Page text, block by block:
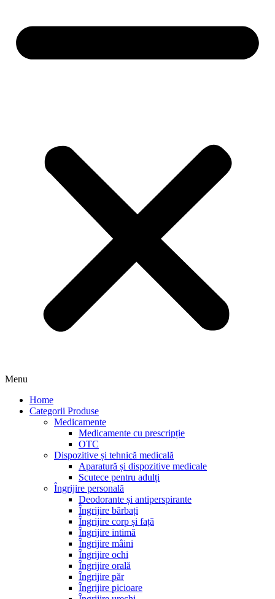
Menu
Home
Categorii Produse
Medicamente
Medicamente cu prescripție
OTC
Dispozitive și tehnică medicală
Aparatură și dispozitive medicale
Scutece pentru adulți
Îngrijire personală
Deodorante și antiperspirante
Îngrijire bărbați
Îngrijire corp și față
Îngrijire intimă
Îngrijire mâini
Îngrijire ochi
Îngrijire orală
Îngrijire păr
Îngrijire picioare